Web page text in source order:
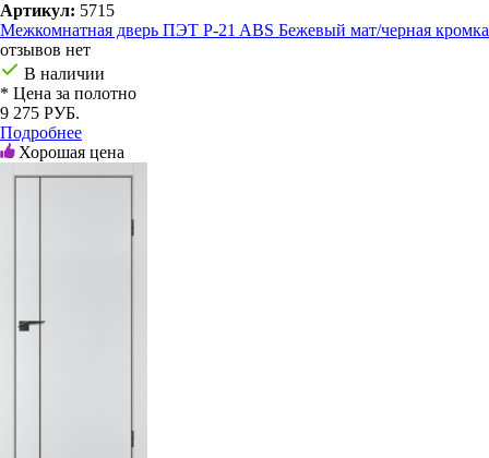
Артикул: 5715
Межкомнатная дверь ПЭТ P-21 ABS Бежевый мат/черная кромка
отзывов нет
В наличии
* Цена за полотно
9 275 РУБ.
Подробнее
Хорошая цена